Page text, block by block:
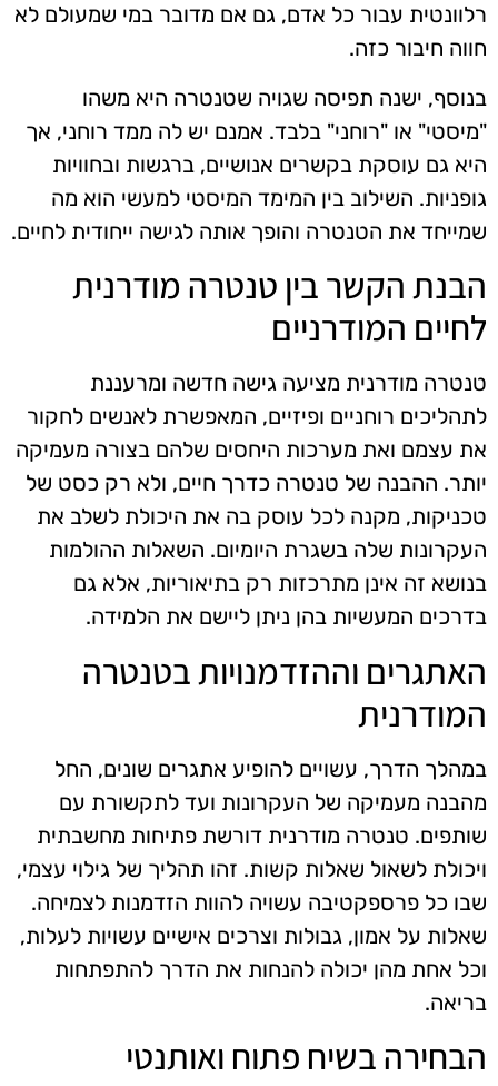
רלוונטית עבור כל אדם, גם אם מדובר במי שמעולם לא
חווה חיבור כזה.
בנוסף, ישנה תפיסה שגויה שטנטרה היא משהו
"מיסטי" או "רוחני" בלבד. אמנם יש לה ממד רוחני, אך
היא גם עוסקת בקשרים אנושיים, ברגשות ובחוויות
גופניות. השילוב בין המימד המיסטי למעשי הוא מה
שמייחד את הטנטרה והופך אותה לגישה ייחודית לחיים.
הבנת הקשר בין טנטרה מודרנית
לחיים המודרניים
טנטרה מודרנית מציעה גישה חדשה ומרעננת
לתהליכים רוחניים ופיזיים, המאפשרת לאנשים לחקור
את עצמם ואת מערכות היחסים שלהם בצורה מעמיקה
יותר. ההבנה של טנטרה כדרך חיים, ולא רק כסט של
טכניקות, מקנה לכל עוסק בה את היכולת לשלב את
העקרונות שלה בשגרת היומיום. השאלות ההולמות
בנושא זה אינן מתרכזות רק בתיאוריות, אלא גם
בדרכים המעשיות בהן ניתן ליישם את הלמידה.
האתגרים וההזדמנויות בטנטרה
המודרנית
במהלך הדרך, עשויים להופיע אתגרים שונים, החל
מהבנה מעמיקה של העקרונות ועד לתקשורת עם
שותפים. טנטרה מודרנית דורשת פתיחות מחשבתית
ויכולת לשאול שאלות קשות. זהו תהליך של גילוי עצמי,
שבו כל פרספקטיבה עשויה להוות הזדמנות לצמיחה.
שאלות על אמון, גבולות וצרכים אישיים עשויות לעלות,
וכל אחת מהן יכולה להנחות את הדרך להתפתחות
בריאה.
הבחירה בשיח פתוח ואותנטי